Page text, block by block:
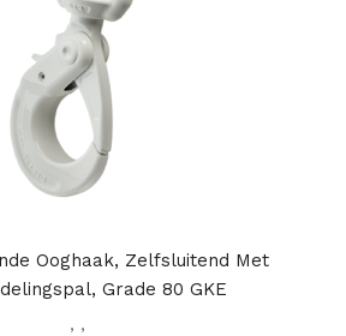
Ooghaak, Zelfsluitend Met
Grade 80 GKE
, ,